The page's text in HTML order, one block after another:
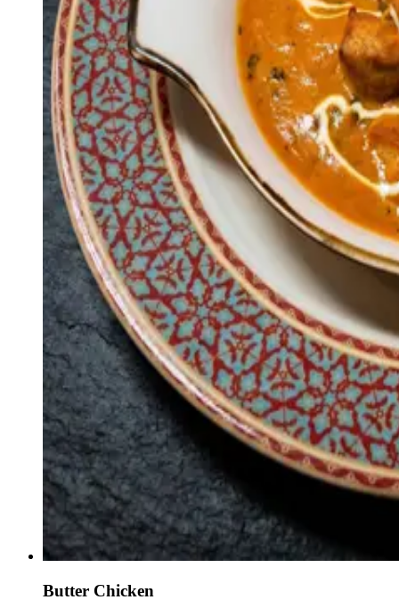
Butter Chicken